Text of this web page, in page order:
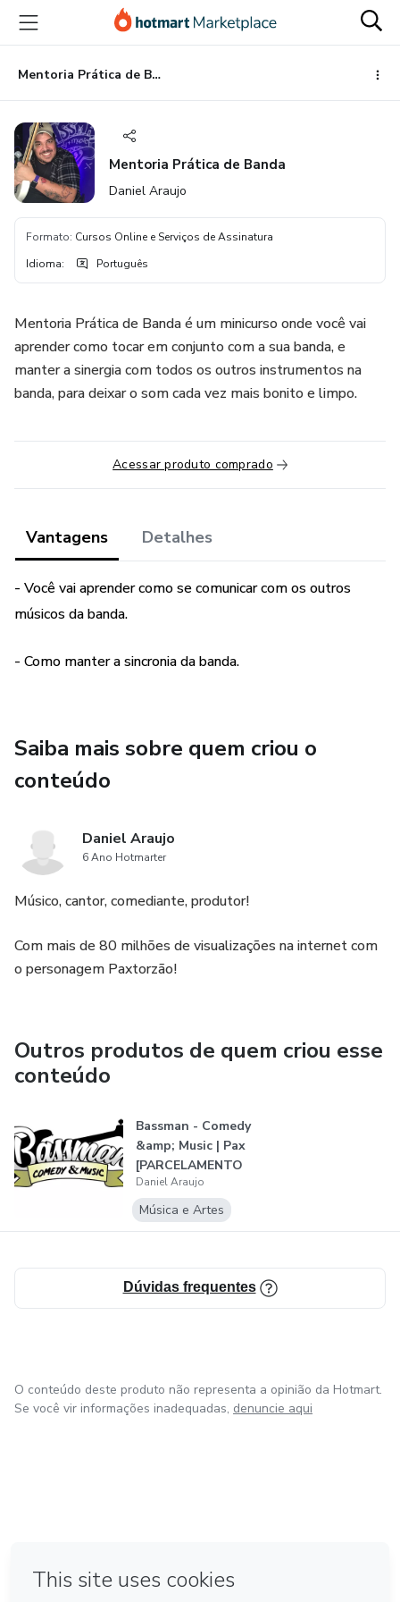
para
conteúdo
principal
para
pagamento
para
rodapé
Mentoria Prática de Banda
Mentoria Prática de Banda
Daniel Araujo
Formato: Cursos Online e Serviços de Assinatura
Idioma: Português
Mentoria Prática de Banda é um minicurso onde você vai
aprender como tocar em conjunto com a sua banda, e
manter a sinergia com todos os outros instrumentos na
banda, para deixar o som cada vez mais bonito e limpo.
Acessar produto comprado
Vantagens Detalhes
- Você vai aprender como se comunicar com os outros
músicos da banda.
- Como manter a sincronia da banda.
Saiba mais sobre quem criou o
conteúdo
Daniel Araujo
6 Ano Hotmarter
Músico, cantor, comediante, produtor!
Com mais de 80 milhões de visualizações na internet com
o personagem Paxtorzão!
Outros produtos de quem criou esse
conteúdo
Bassman - Comedy
&amp; Music | Pax
[PARCELAMENTO
BOLETO]
Daniel Araujo
Música e Artes
Dúvidas frequentes
O conteúdo deste produto não representa a opinião da Hotmart.
Se você vir informações inadequadas, denuncie aqui
Feito com ❤ em Madrid